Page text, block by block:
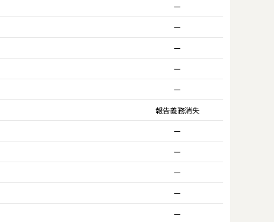
ー
ー
ー
ー
ー
報告義務消失
ー
ー
ー
ー
ー